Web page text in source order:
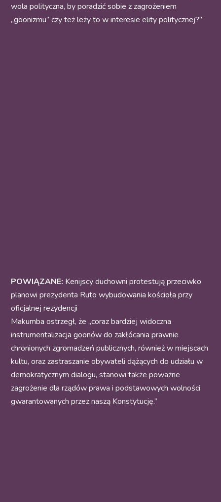
wola polityczna, by poradzić sobie z zagrożeniem
„goonizmu” czy też leży to w interesie elity politycznej?”
POWIĄZANE: Kenijscy duchowni protestują przeciwko
planowi prezydenta Ruto wybudowania kościoła przy
oficjalnej rezydencji
Makumba ostrzegł, że „coraz bardziej widoczna
instrumentalizacja goonów do zakłócania prawnie
chronionych zgromadzeń publicznych, również w miejscach
kultu, oraz zastraszanie obywateli dążących do udziału w
demokratycznym dialogu, stanowi także poważne
zagrożenie dla rządów prawa i podstawowych wolności
gwarantowanych przez naszą Konstytucję.”